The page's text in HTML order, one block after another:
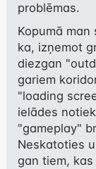
problēmas.
Kopumā
ka, izņemot
diezgan
gariem
"loading
ielādes
"gameplay"
Neskatoties
gan tiem,